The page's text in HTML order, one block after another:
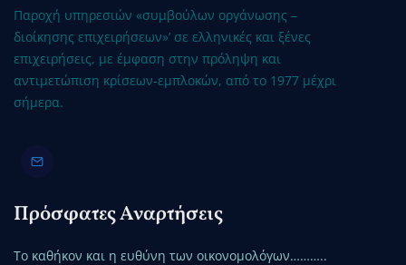
Παροχή υπηρεσιών «συμβούλων οργάνωσης –
διοίκησης επιχειρήσεων»’ σε ελληνικές και ξένες
επιχειρήσεις, με έμφαση στην πρόληψη και
αντιμετώπιση κρίσεων-εμπλοκών, από το 1977 μέχρι
σήμερα.
Πρόσφατες Αναρτήσεις
Το καθήκον και η ευθύνη των οικονομολόγων………..